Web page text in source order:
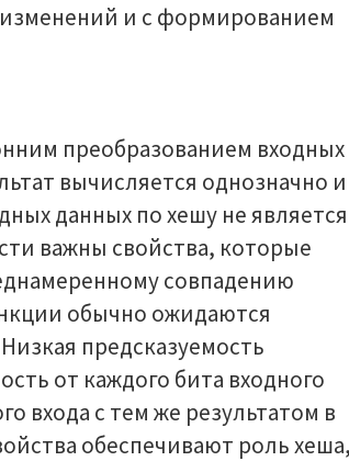
и с формированием
преобразованием входных
вычисляется однозначно и
данных по хешу не является
важны свойства, которые
совпадению
обычно ожидаются
предсказуемость
от каждого бита входного
входа с тем же результатом в
обеспечивают роль